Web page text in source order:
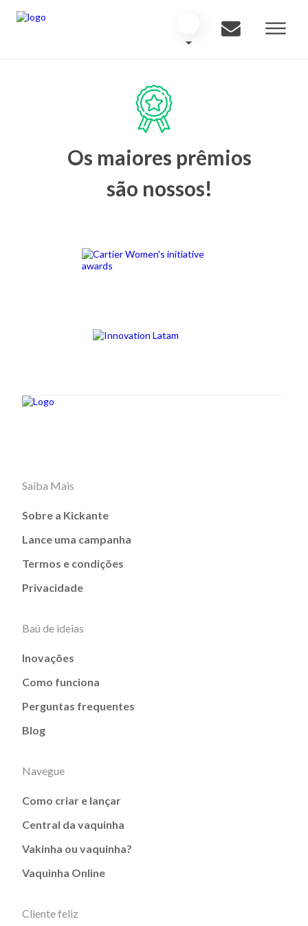
Os maiores prêmios
são nossos!
Saiba Mais
Sobre a Kickante
Lance uma campanha
Termos e condições
Privacidade
Baú de ideias
Inovações
Como funciona
Perguntas frequentes
Blog
Navegue
Como criar e lançar
Central da vaquinha
Vakinha ou vaquinha?
Vaquinha Online
Cliente feliz